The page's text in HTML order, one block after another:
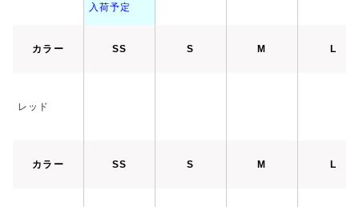
入荷予定
カラー SS S M L
レッド
カラー SS S M L